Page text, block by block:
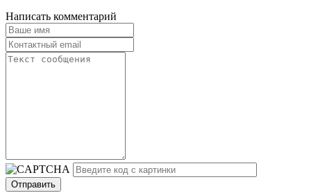
Написать комментарий